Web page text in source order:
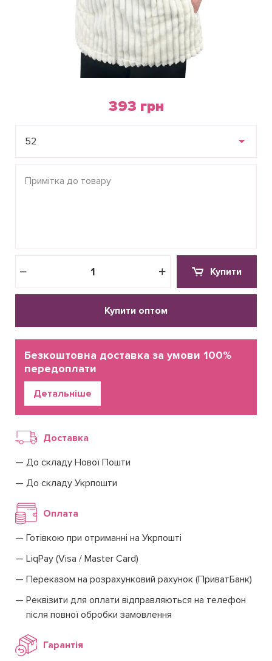
393 грн
52
Купити
Купити оптом
Детальніше
Безкоштовна доставка за умови 100%
передоплати
Доставка
До складу Нової Пошти
До складу Укрпошти
Оплата
Готівкою при отриманні на Укрпошті
LiqPay (Visa / Master Card)
Переказом на розрахунковий рахунок (ПриватБанк)
Реквізити для оплати відправляються на телефон
після повної обробки замовлення
Гарантія